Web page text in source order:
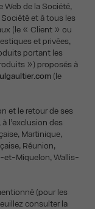
Web de la Société,
et à tous les
(le « Client » ou
et privées,
portant les
») proposés à
(le
et le retour de ses
l’exclusion des
Martinique,
Réunion,
et-Miquelon, Wallis-
(pour les
consulter la